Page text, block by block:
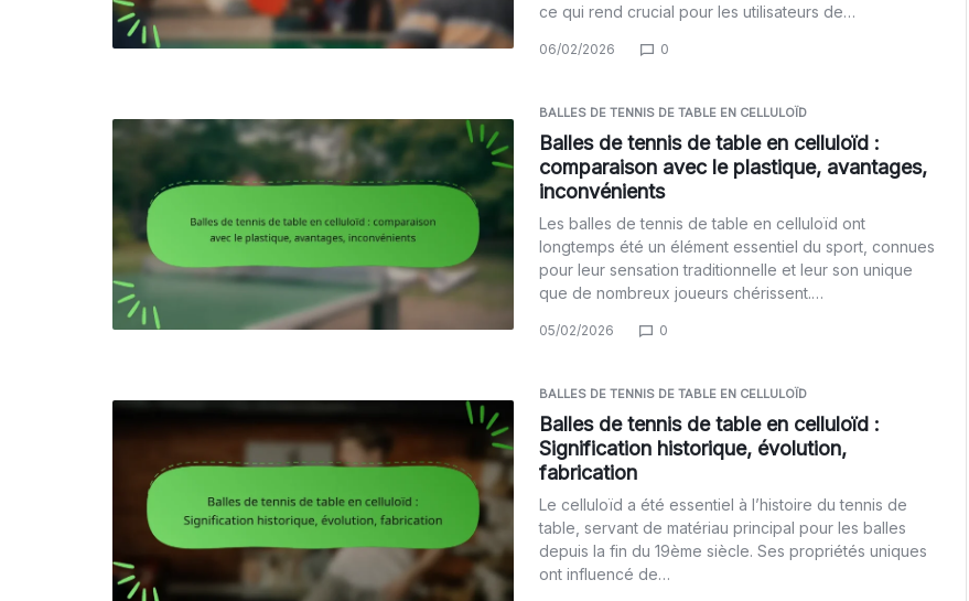
ce qui rend crucial pour les utilisateurs de…
06/02/2026 0
BALLES DE TENNIS DE TABLE EN CELLULOÏD
Balles de tennis de table en celluloïd :
comparaison avec le plastique, avantages,
inconvénients
Les balles de tennis de table en celluloïd ont
longtemps été un élément essentiel du sport, connues
pour leur sensation traditionnelle et leur son unique
que de nombreux joueurs chérissent.…
05/02/2026 0
BALLES DE TENNIS DE TABLE EN CELLULOÏD
Balles de tennis de table en celluloïd :
Signification historique, évolution,
fabrication
Le celluloïd a été essentiel à l’histoire du tennis de
table, servant de matériau principal pour les balles
depuis la fin du 19ème siècle. Ses propriétés uniques
ont influencé de…